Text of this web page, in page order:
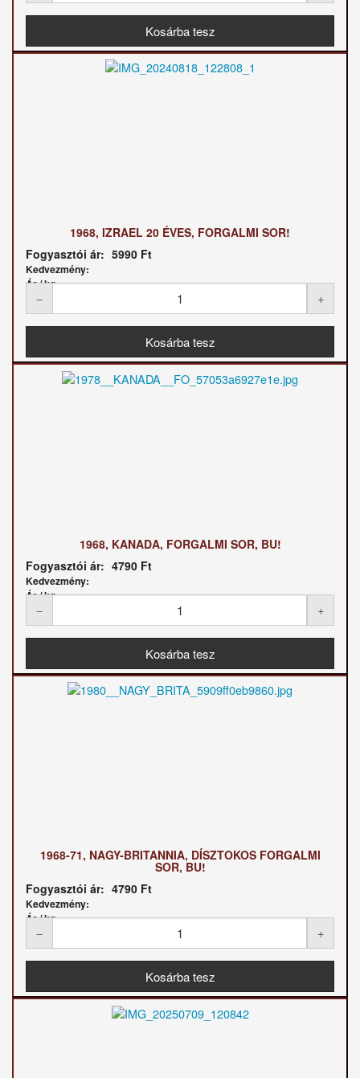
1968, IZRAEL 20 ÉVES, FORGALMI SOR!
Fogyasztói ár: 5990 Ft
Kedvezmény:
Ár / kg:
1968, KANADA, FORGALMI SOR, BU!
Fogyasztói ár: 4790 Ft
Kedvezmény:
Ár / kg:
1968-71, NAGY-BRITANNIA, DÍSZTOKOS FORGALMI
SOR, BU!
Fogyasztói ár: 4790 Ft
Kedvezmény:
Ár / kg: